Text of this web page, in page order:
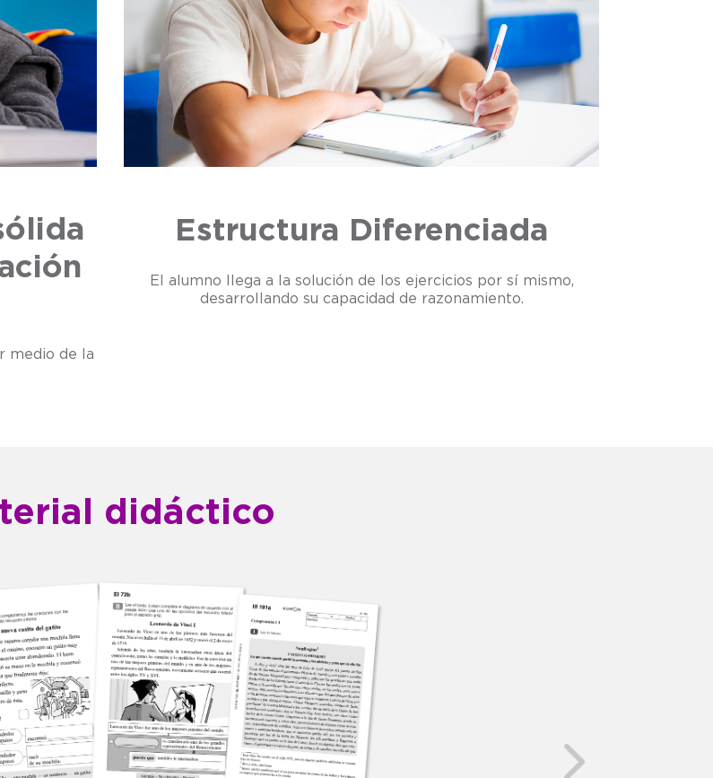
medio de la
Estructura Diferenciada
El alumno llega a la solución de los ejercicios por sí mismo,
desarrollando su capacidad de razonamiento.
didáctico
Next